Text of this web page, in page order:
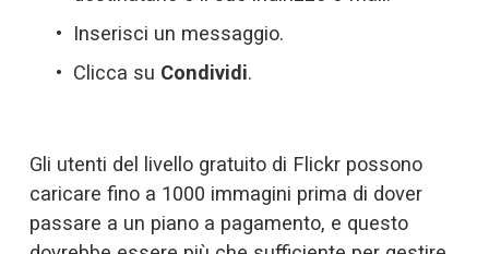
Inserisci un messaggio.
Clicca su Condividi.
Gli utenti del livello gratuito di Flickr possono
caricare fino a 1000 immagini prima di dover
passare a un piano a pagamento, e questo